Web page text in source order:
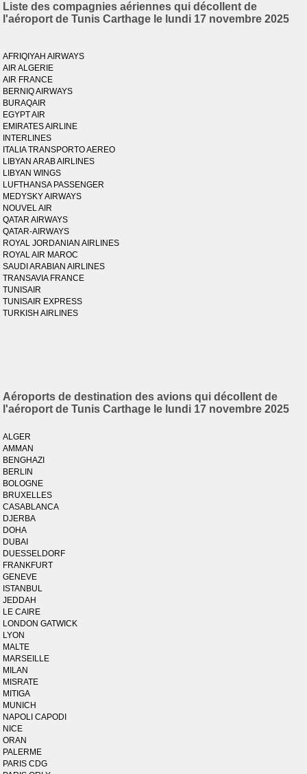
Liste des compagnies aériennes qui décollent de
l'aéroport de Tunis Carthage le lundi 17 novembre 2025
AFRIQIYAH AIRWAYS
AIR ALGERIE
AIR FRANCE
BERNIQ AIRWAYS
BURAQAIR
EGYPT AIR
EMIRATES AIRLINE
INTERLINES
ITALIA TRANSPORTO AEREO
LIBYAN ARAB AIRLINES
LIBYAN WINGS
LUFTHANSA PASSENGER
MEDYSKY AIRWAYS
NOUVEL AIR
QATAR AIRWAYS
QATAR-AIRWAYS
ROYAL JORDANIAN AIRLINES
ROYAL AIR MAROC
SAUDI ARABIAN AIRLINES
TRANSAVIA FRANCE
TUNISAIR
TUNISAIR EXPRESS
TURKISH AIRLINES
Aéroports de destination des avions qui décollent de
l'aéroport de Tunis Carthage le lundi 17 novembre 2025
ALGER
AMMAN
BENGHAZI
BERLIN
BOLOGNE
BRUXELLES
CASABLANCA
DJERBA
DOHA
DUBAI
DUESSELDORF
FRANKFURT
GENEVE
ISTANBUL
JEDDAH
LE CAIRE
LONDON GATWICK
LYON
MALTE
MARSEILLE
MILAN
MISRATE
MITIGA
MUNICH
NAPOLI CAPODI
NICE
ORAN
PALERME
PARIS CDG